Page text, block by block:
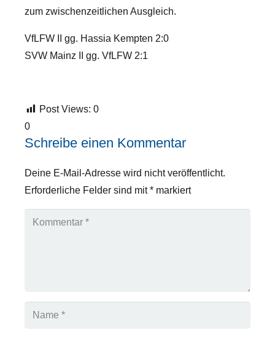
zum zwischenzeitlichen Ausgleich.
VfLFW II gg. Hassia Kempten 2:0
SVW Mainz II gg. VfLFW 2:1
Post Views: 0
0
Schreibe einen Kommentar
Deine E-Mail-Adresse wird nicht veröffentlicht.
Erforderliche Felder sind mit* markiert